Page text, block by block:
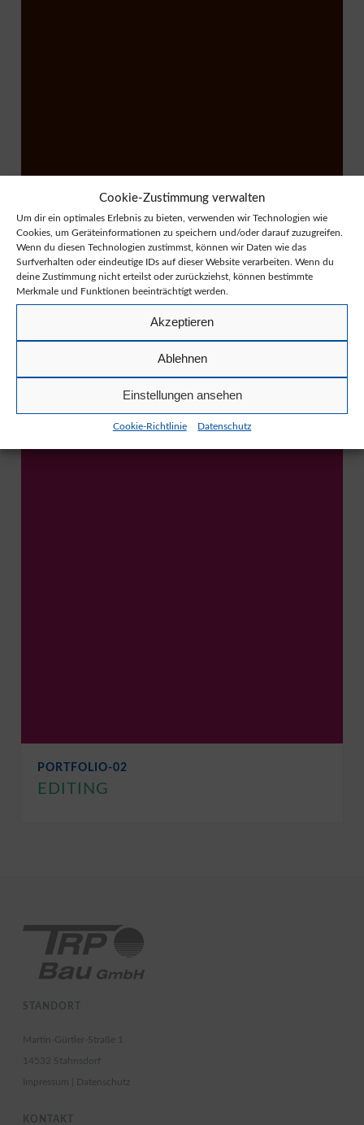
Cookie-Zustimmung verwalten
Um dir ein optimales Erlebnis zu bieten, verwenden wir Technologien wie
Cookies, um Geräteinformationen zu speichern und/oder darauf zuzugreifen.
Wenn du diesen Technologien zustimmst, können wir Daten wie das
Surfverhalten oder eindeutige IDs auf dieser Website verarbeiten. Wenn du
deine Zustimmung nicht erteilst oder zurückziehst, können bestimmte
Merkmale und Funktionen beeinträchtigt werden.
Akzeptieren
Ablehnen
Einstellungen ansehen
Cookie-Richtlinie Datenschutz
EDITING
PORTFOLIO-02
EDITING
STANDORT
Martin-Gürtler-Straße 1
14532 Stahnsdorf
Impressum Datenschutz
KONTAKT